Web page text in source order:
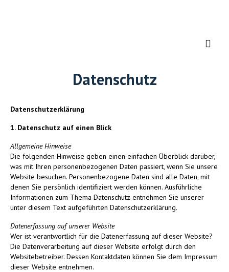
Datenschutz
Datenschutzerklärung
1. Datenschutz auf einen Blick
Allgemeine Hinweise
Die folgenden Hinweise geben einen einfachen Überblick darüber,
was mit Ihren personenbezogenen Daten passiert, wenn Sie unsere
Website besuchen. Personenbezogene Daten sind alle Daten, mit
denen Sie persönlich identifiziert werden können. Ausführliche
Informationen zum Thema Datenschutz entnehmen Sie unserer
unter diesem Text aufgeführten Datenschutzerklärung.
Datenerfassung auf unserer Website
Wer ist verantwortlich für die Datenerfassung auf dieser Website?
Die Datenverarbeitung auf dieser Website erfolgt durch den
Websitebetreiber. Dessen Kontaktdaten können Sie dem Impressum
dieser Website entnehmen.